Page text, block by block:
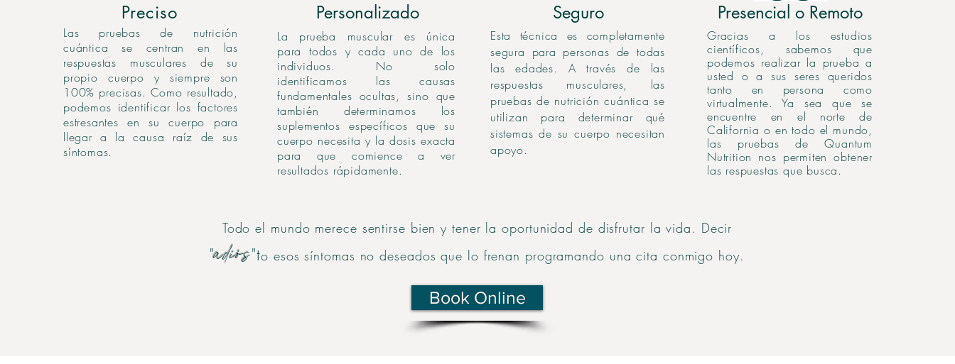
Preciso
Las pruebas de nutrición
cuántica se centran en las
respuestas musculares de su
propio cuerpo y siempre son
100% precisas. Como resultado,
podemos identificar los factores
estresantes en su cuerpo para
llegar a la causa raíz de sus
síntomas.
Personalizado
La prueba muscular es única
para todos y cada uno de los
individuos. No solo
identificamos las causas
fundamentales ocultas, sino que
también determinamos los
suplementos específicos que su
cuerpo necesita y la dosis exacta
para que comience a ver
resultados rápidamente.
Seguro
Esta técnica es completamente
segura para personas de todas
las edades. A través de las
respuestas musculares, las
pruebas de nutrición cuántica se
utilizan para determinar qué
sistemas de su cuerpo necesitan
apoyo.
Presencial o Remoto
Gracias a los estudios
científicos, sabemos que
podemos realizar la prueba a
usted o a sus seres queridos
tanto en persona como
virtualmente. Ya sea que se
encuentre en el norte de
California o en todo el mundo,
las pruebas de Quantum
Nutrition nos permiten obtener
las respuestas que busca.
Todo el mundo merece sentirse bien y tener la oportunidad de disfrutar la vida. Decir
"adiós"to esos síntomas no deseados que lo frenan programando una cita conmigo hoy.
Book Online